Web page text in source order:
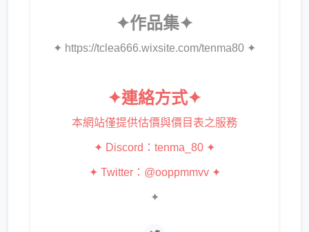
✦作品集✦
✦ https://tclea666.wixsite.com/tenma80 ✦
✦連絡方式✦
本網站僅提供估價與價目表之服務
✦ Discord：tenma_80 ✦
✦ Twitter：@ooppmmvv ✦
✦